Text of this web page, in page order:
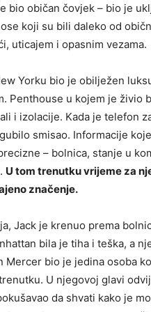
bio običan čovjek – bio je
koji su bili daleko od
uticajem i opasnim vezama.
Yorku bio je obilježen
Penthouse u kojem je živio
i izolacije. Kada je telefon
smisao. Informacije
– bolnica, stanje u
U tom trenutku vrijeme za
značenje.
Jack je krenuo prema
bila je tiha i teška, a
Mercer bio je jedina osoba
U njegovoj glavi
da shvati kako je